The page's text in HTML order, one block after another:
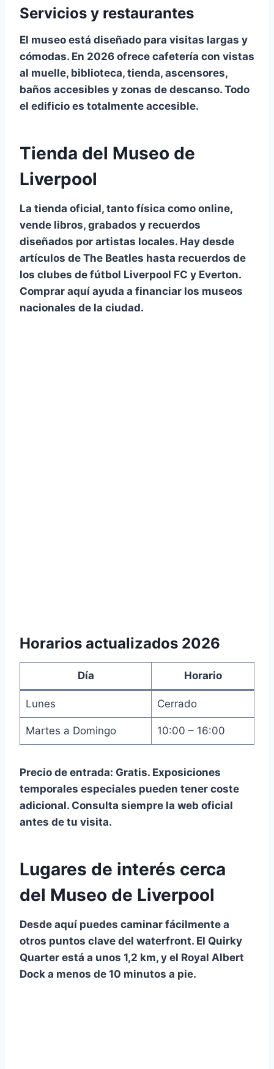
Servicios y restaurantes
El museo está diseñado para visitas largas y
cómodas. En 2026 ofrece cafetería con vistas
al muelle, biblioteca, tienda, ascensores,
baños accesibles y zonas de descanso. Todo
el edificio es totalmente accesible.
Tienda del Museo de
Liverpool
La tienda oficial, tanto física como online,
vende libros, grabados y recuerdos
diseñados por artistas locales. Hay desde
artículos de The Beatles hasta recuerdos de
los clubes de fútbol Liverpool FC y Everton.
Comprar aquí ayuda a financiar los museos
nacionales de la ciudad.
Horarios actualizados 2026
Día Horario
Lunes Cerrado
Martes a Domingo 10:00 – 16:00
Precio de entrada: Gratis. Exposiciones
temporales especiales pueden tener coste
adicional. Consulta siempre la web oficial
antes de tu visita.
Lugares de interés cerca
del Museo de Liverpool
Desde aquí puedes caminar fácilmente a
otros puntos clave del waterfront. El Quirky
Quarter está a unos 1,2 km, y el Royal Albert
Dock a menos de 10 minutos a pie.